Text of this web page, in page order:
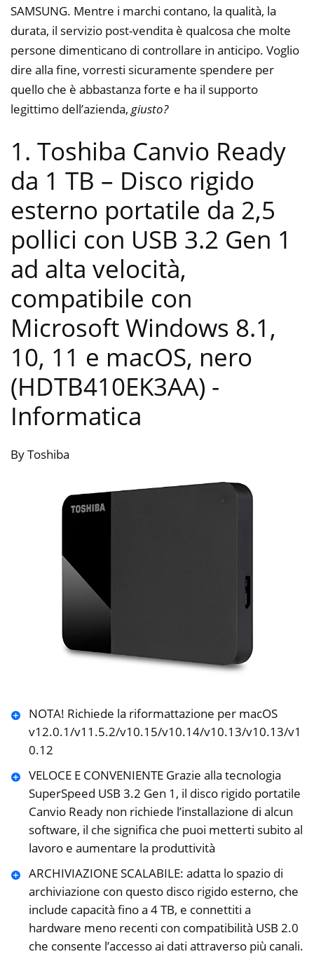
SAMSUNG. Mentre i marchi contano, la qualità, la
durata, il servizio post-vendita è qualcosa che molte
persone dimenticano di controllare in anticipo. Voglio
dire alla fine, vorresti sicuramente spendere per
quello che è abbastanza forte e ha il supporto
legittimo dell’azienda, giusto?
1. Toshiba Canvio Ready
da 1 TB – Disco rigido
esterno portatile da 2,5
pollici con USB 3.2 Gen 1
ad alta velocità,
compatibile con
Microsoft Windows 8.1,
10, 11 e macOS, nero
(HDTB410EK3AA) -
Informatica
By Toshiba
NOTA! Richiede la riformattazione per macOS
v12.0.1/v11.5.2/v10.15/v10.14/v10.13/v10.13/v1
0.12
VELOCE E CONVENIENTE Grazie alla tecnologia
SuperSpeed USB 3.2 Gen 1, il disco rigido portatile
Canvio Ready non richiede l’installazione di alcun
software, il che significa che puoi metterti subito al
lavoro e aumentare la produttività
ARCHIVIAZIONE SCALABILE: adatta lo spazio di
archiviazione con questo disco rigido esterno, che
include capacità fino a 4 TB, e connettiti a
hardware meno recenti con compatibilità USB 2.0
che consente l’accesso ai dati attraverso più canali.